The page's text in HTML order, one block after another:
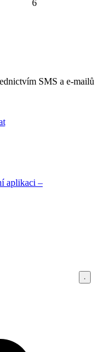
6
SMS a e-mailů
aplikaci –